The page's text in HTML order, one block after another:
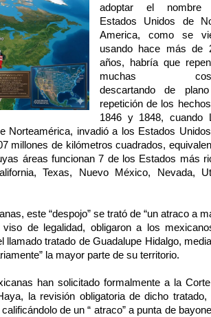
adoptar el nombre
Estados Unidos de
America, como se
usando hace más de
años, habría que
muchas
descartando de
repetición de los
1846 y 1848, cuando
Norteamérica, invadió a los Estados
millones de kilómetros cuadrados,
áreas funcionan 7 de los Estados más
Texas, Nuevo México, Nevada,
este “despojo” se trató de “un atraco a
viso de legalidad, obligaron a los
llamado tratado de Guadalupe Hidalgo,
la mayor parte de su territorio.
han solicitado formalmente a la
la revisión obligatoria de dicho tratado,
de un “ atraco” a punta de